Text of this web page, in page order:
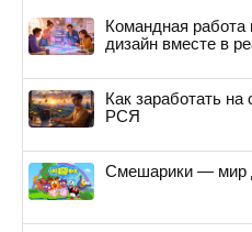
Командная работа
дизайн вместе в
Как заработать
РСЯ
Смешарики — мир